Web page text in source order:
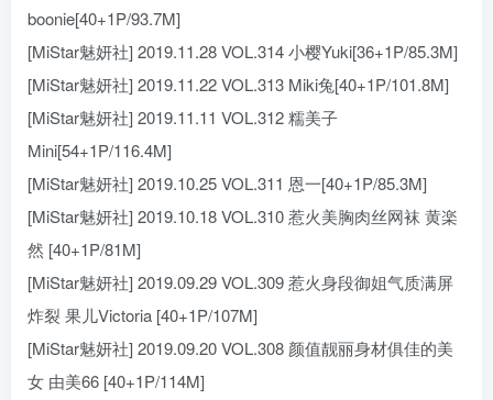
boonie[40+1P/93.7M]
[MiStar魅妍社] 2019.11.28 VOL.314 小樱Yuki[36+1P/85.3M]
[MiStar魅妍社] 2019.11.22 VOL.313 Miki兔[40+1P/101.8M]
[MiStar魅妍社] 2019.11.11 VOL.312 糯美子
Mini[54+1P/116.4M]
[MiStar魅妍社] 2019.10.25 VOL.311 恩一[40+1P/85.3M]
[MiStar魅妍社] 2019.10.18 VOL.310 惹火美胸肉丝网袜 黄楽
然 [40+1P/81M]
[MiStar魅妍社] 2019.09.29 VOL.309 惹火身段御姐气质满屏
炸裂 果儿Victoria [40+1P/107M]
[MiStar魅妍社] 2019.09.20 VOL.308 颜值靓丽身材俱佳的美
女 由美66 [40+1P/114M]